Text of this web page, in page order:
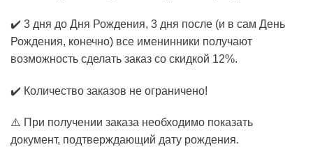
✔️ 3 дня до Дня Рождения, 3 дня после (и в сам День
Рождения, конечно) все именинники получают
возможность сделать заказ со скидкой 12%.
✔️ Количество заказов не ограничено!
⚠️ При получении заказа необходимо показать
документ, подтверждающий дату рождения.